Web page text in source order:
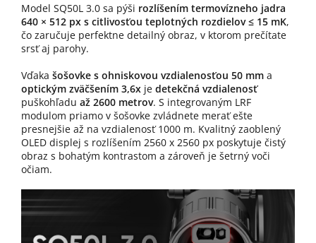
Model SQ50L 3.0 sa pýši rozlíšením termovízneho jadra
640 × 512 px s citlivosťou teplotných rozdielov ≤ 15 mK,
čo zaručuje perfektne detailný obraz, v ktorom prečítate
srsť aj parohy.
Vďaka šošovke s ohniskovou vzdialenosťou 50 mm a
optickým zväčšením 3,6x je detekčná vzdialenosť
puškohľadu až 2600 metrov. S integrovaným LRF
modulom priamo v šošovke zvládnete merať ešte
presnejšie až na vzdialenosť 1000 m. Kvalitný zaoblený
OLED displej s rozlíšením 2560 x 2560 px poskytuje čistý
obraz s bohatým kontrastom a zároveň je šetrný voči
očiam.